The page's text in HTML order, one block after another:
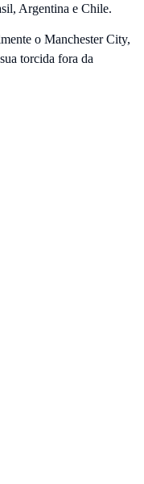
Argentina e Chile.
o Manchester City,
torcida fora da